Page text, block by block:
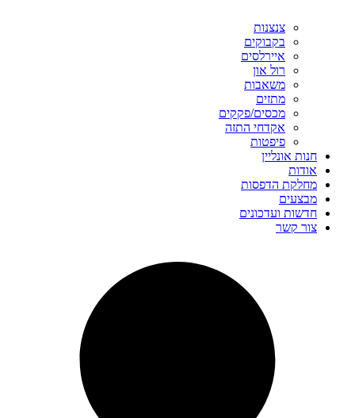
צנצנות
בקבוקים
איירלסים
רול און
משאבות
מתזים
מכסים/פקקים
אקדחי התזה
פיפטות
חנות אונליין
אודות
מחלקת הדפסות
מבצעים
חדשות ועדכונים
צור קשר